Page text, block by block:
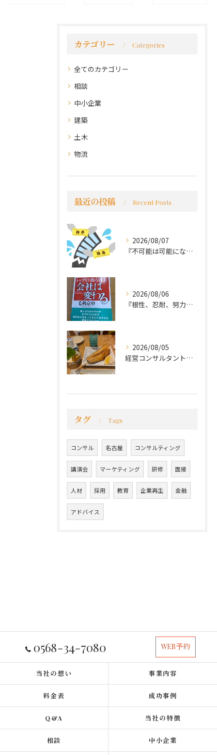
カテゴリー Categories
全てのカテゴリー
相談
中小企業
建築
土木
物流
最近の投稿 Recent Posts
2026/08/07
『不可能は可能になる』
2026/08/06
『根性、忍耐、努力という言葉は死語なのか』
2026/08/05
経営コンサルタントのモーちゃん・毛利京申です。
タグ Tags
コンサル 名古屋 コンサルティング
講演会 マーケティング 研修 面接
人材 採用 教育 企業再生 金融
アドバイス
0568-34-7080 WEB予約
当社の想い 事業内容
料金表 成功事例
Q&A 当社の特徴
相談 中小企業